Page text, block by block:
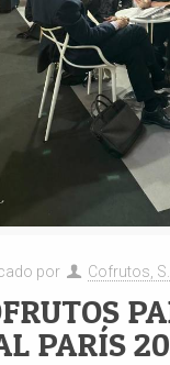
por Cofrutos,
PARÍS